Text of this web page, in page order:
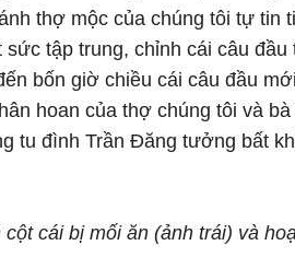
thợ mộc của chúng tôi tự tin
sức tập trung, chỉnh cái câu
bốn giờ chiều cái câu đầu
hoan của thợ chúng tôi và
tu đình Trần Đăng tưởng bất
cột cái bị mối ăn (ảnh trái) và